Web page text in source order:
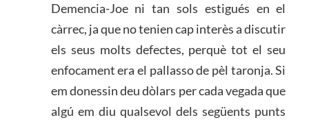
Demencia-Joe ni tan sols estigués en el
càrrec, ja que no tenien cap interès a discutir
els seus molts defectes, perquè tot el seu
enfocament era el pallasso de pèl taronja. Si
em donessin deu dòlars per cada vegada que
algú em diu qualsevol dels següents punts